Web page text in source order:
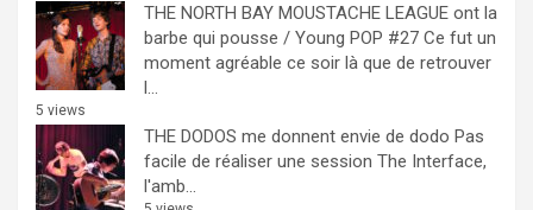
THE NORTH BAY MOUSTACHE LEAGUE ont la
barbe qui pousse / Young POP #27 Ce fut un
moment agréable ce soir là que de retrouver
l...
5 views
THE DODOS me donnent envie de dodo Pas
facile de réaliser une session The Interface,
l'amb...